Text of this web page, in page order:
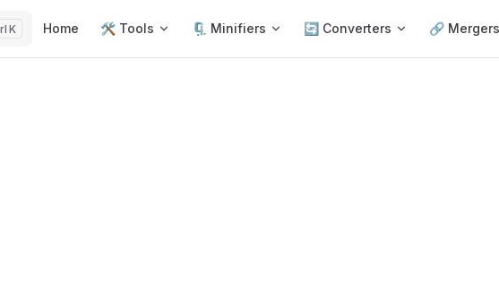
K Home 🛠️ Tools 🗜️ Minifiers 🔄 Converters 🔗 Mergers